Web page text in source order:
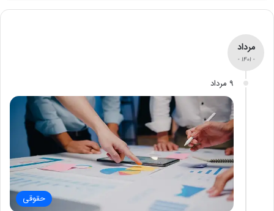
مرداد
- 1401 -
9 مرداد
حقوقی